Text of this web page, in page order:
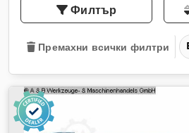
Филтър
Премахни всички филтри